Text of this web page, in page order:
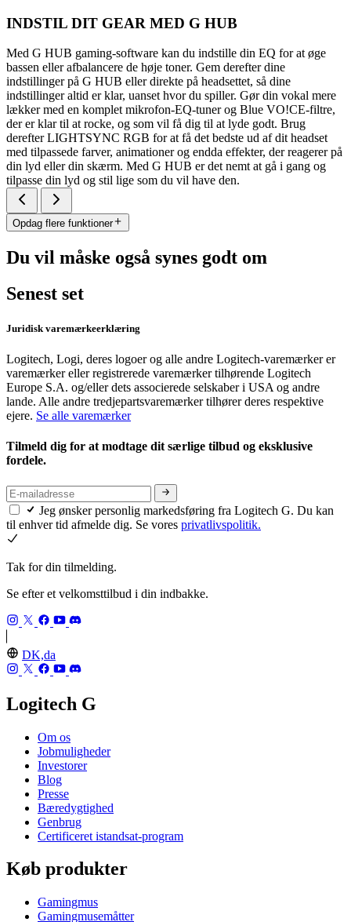
INDSTIL DIT GEAR MED G HUB
Med G HUB gaming-software kan du indstille din EQ for at øge
bassen eller afbalancere de høje toner. Gem derefter dine
indstillinger på G HUB eller direkte på headsettet, så dine
indstillinger altid er klar, uanset hvor du spiller. Gør din vokal mere
lækker med en komplet mikrofon-EQ-tuner og Blue VO!CE-filtre,
der er klar til at rocke, og som vil få dig til at lyde godt. Brug
derefter LIGHTSYNC RGB for at få det bedste ud af dit headset
med tilpassede farver, animationer og endda effekter, der reagerer på
din lyd eller din skærm. Med G HUB er det nemt at gå i gang og
tilpasse din lyd og stil lige som du vil have den.
Opdag flere funktioner
Du vil måske også synes godt om
Senest set
Juridisk varemærkeerklæring
Logitech, Logi, deres logoer og alle andre Logitech-varemærker er
varemærker eller registrerede varemærker tilhørende Logitech
Europe S.A. og/eller dets associerede selskaber i USA og andre
lande. Alle andre tredjepartsvaremærker tilhører deres respektive
ejere. Se alle varemærker
Tilmeld dig for at modtage dit særlige tilbud og eksklusive
fordele.
Jeg ønsker personlig markedsføring fra Logitech G. Du kan
til enhver tid afmelde dig. Se vores privatlivspolitik.
Tak for din tilmelding.
Se efter et velkomsttilbud i din indbakke.
DK,da
Logitech G
Om os
Jobmuligheder
Investorer
Blog
Presse
Bæredygtighed
Genbrug
Certificeret istandsat-program
Køb produkter
Gamingmus
Gamingmusemåtter